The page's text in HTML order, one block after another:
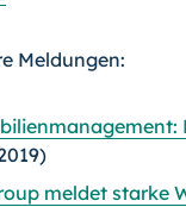
Meldungen:
meldet starke